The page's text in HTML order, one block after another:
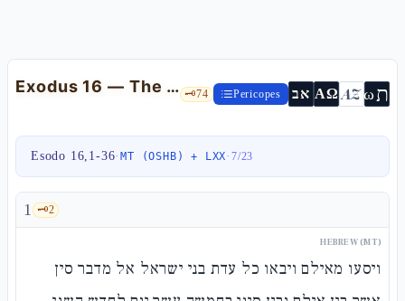
Exodus 16 — The man, the quails and the first Shabbat (before Sinai) 🗝️74 Pericopes אב ΑΩ AZωת
Esodo 16,1-36·MT (OSHB) + LXX·7/23
1 🗝️2
HEBREW (MT)
ויסעו מאילם ויבאו כל עדת בני ישראל אל מדבר סין